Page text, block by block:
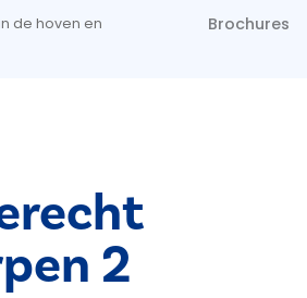
gaan
de hoven en
Brochures
2